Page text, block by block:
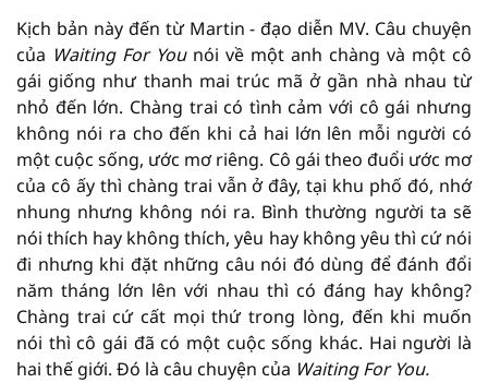
Kịch bản này đến từ Martin - đạo diễn MV. Câu chuyện
của Waiting For You nói về một anh chàng và một cô
gái giống như thanh mai trúc mã ở gần nhà nhau từ
nhỏ đến lớn. Chàng trai có tình cảm với cô gái nhưng
không nói ra cho đến khi cả hai lớn lên mỗi người có
một cuộc sống, ước mơ riêng. Cô gái theo đuổi ước mơ
của cô ấy thì chàng trai vẫn ở đây, tại khu phố đó, nhớ
nhung nhưng không nói ra. Bình thường người ta sẽ
nói thích hay không thích, yêu hay không yêu thì cứ nói
đi nhưng khi đặt những câu nói đó dùng để đánh đổi
năm tháng lớn lên với nhau thì có đáng hay không?
Chàng trai cứ cất mọi thứ trong lòng, đến khi muốn
nói thì cô gái đã có một cuộc sống khác. Hai người là
hai thế giới. Đó là câu chuyện của Waiting For You.